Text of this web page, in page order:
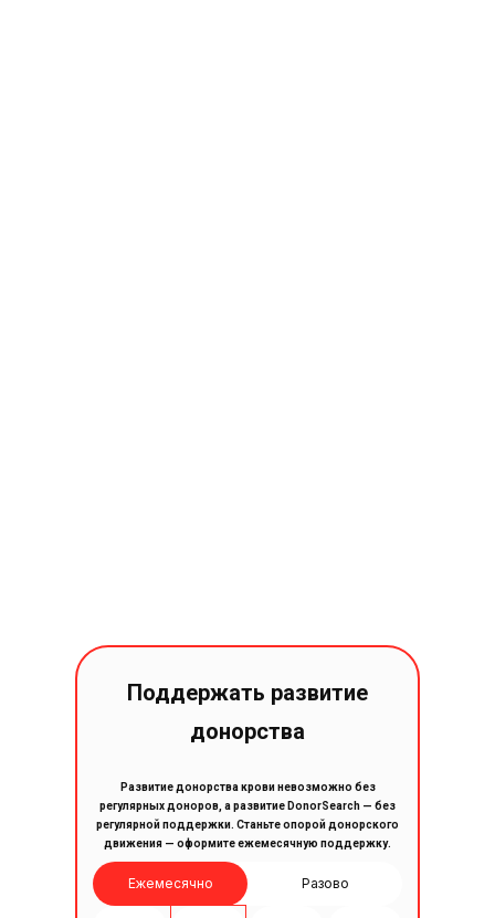
Поддержать развитие
донорства
Развитие донорства крови невозможно без
регулярных доноров, а развитие DonorSearch — без
регулярной поддержки. Станьте опорой донорского
движения — оформите ежемесячную поддержку.
Ежемесячно Разово